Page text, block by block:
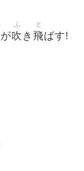
が吹
ふ
き 飛
と
ばす!